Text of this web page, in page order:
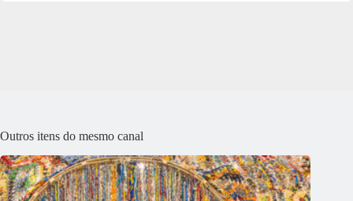
Outros itens do mesmo canal